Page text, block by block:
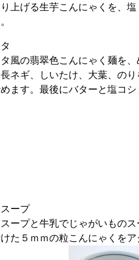
上げる生芋こんにゃくを、塩
風の翡翠色こんにゃく麺を
ネギ、しいたけ、大葉、の
ます。最後にバターと塩コ
ープ
ープと牛乳でじゃがいもの
た５ｍｍの粒こんにゃくを